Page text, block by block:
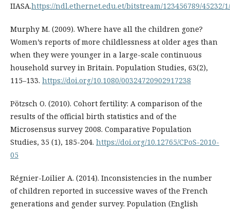
IIASA.https://ndl.ethernet.edu.et/bitstream/123456789/45232/
Murphy M. (2009). Where have all the children gone?
Women’s reports of more childlessness at older ages than
when they were younger in a large-scale continuous
household survey in Britain. Population Studies, 63(2),
115–133. https://doi.org/10.1080/00324720902917238
Pötzsch O. (2010). Cohort fertility: A comparison of the
results of the official birth statistics and of the
Microsensus survey 2008. Comparative Population
Studies, 35 (1), 185-204. https://doi.org/10.12765/CPoS-2010-
05
Régnier-Loilier A. (2014). Inconsistencies in the number
of children reported in successive waves of the French
generations and gender survey. Population (English